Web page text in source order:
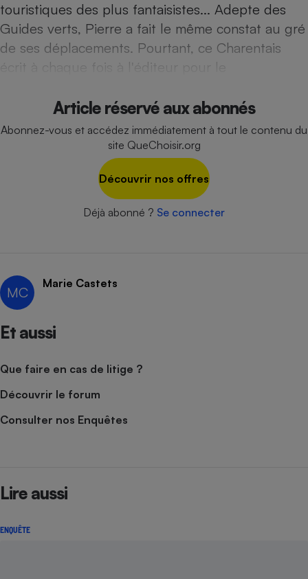
touristiques des plus fantaisistes... Adepte des
Guides verts, Pierre a fait le même constat au gré
de ses déplacements. Pourtant, ce Charentais
écrit à chaque fois à l'éditeur pour le
Article réservé aux abonnés
Abonnez-vous et accédez immédiatement à tout le contenu du
site QueChoisir.org
Découvrir nos offres
Déjà abonné ? Se connecter
MC
Marie Castets
Et aussi
Que faire en cas de litige ?
Découvrir le forum
Consulter nos Enquêtes
Lire aussi
ENQUÊTE
Plaque de cuisson à
induction
Climatiseur -
Ventilateur
Téléphone mobile -
Smartphone
Climatiseur -
Ventilateur